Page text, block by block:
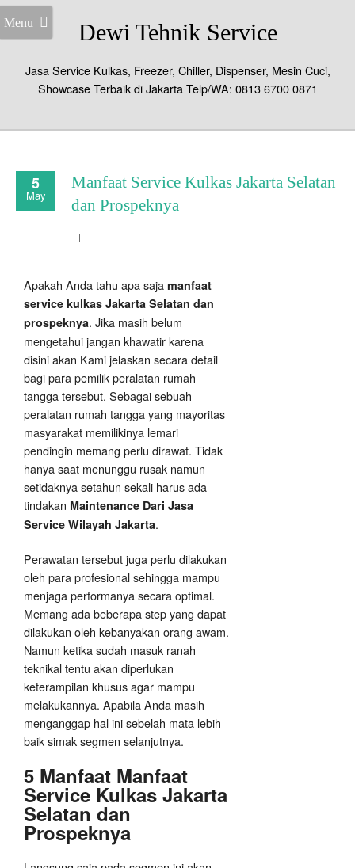
Menu Dewi Tehnik Service
Jasa Service Kulkas, Freezer, Chiller, Dispenser, Mesin Cuci,
Showcase Terbaik di Jakarta Telp/WA: 0813 6700 0871
5
May
Manfaat Service Kulkas Jakarta Selatan
dan Prospeknya
Apakah Anda tahu apa saja manfaat
service kulkas Jakarta Selatan dan
prospeknya. Jika masih belum
mengetahui jangan khawatir karena
disini akan Kami jelaskan secara detail
bagi para pemilik peralatan rumah
tangga tersebut. Sebagai sebuah
peralatan rumah tangga yang mayoritas
masyarakat memilikinya lemari
pendingin memang perlu dirawat. Tidak
hanya saat menunggu rusak namun
setidaknya setahun sekali harus ada
tindakan Maintenance Dari Jasa
Service Wilayah Jakarta.
Perawatan tersebut juga perlu dilakukan
oleh para profesional sehingga mampu
menjaga performanya secara optimal.
Memang ada beberapa step yang dapat
dilakukan oleh kebanyakan orang awam.
Namun ketika sudah masuk ranah
teknikal tentu akan diperlukan
keterampilan khusus agar mampu
melakukannya. Apabila Anda masih
menganggap hal ini sebelah mata lebih
baik simak segmen selanjutnya.
5 Manfaat Manfaat
Service Kulkas Jakarta
Selatan dan
Prospeknya